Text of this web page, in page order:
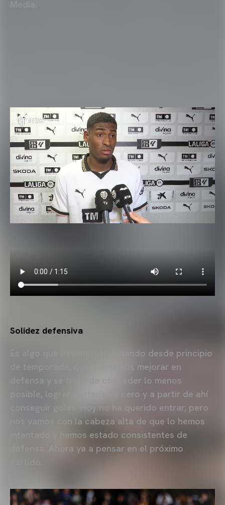
Solidez defensiva
Es algo que llevamos trabajando desde principio
de temporada, que queríamos mejorar en
defensa y se trata de conceder lo menos
posible, lograr porterías a cero y a partir de ahí
conseguir goles. Hoy no ha querido entrar, pero
nos vamos con la cabeza alta de que lo hemos
intentado y hemos estado consistentes de
defensa. Ahora ya a pensar en el próximo